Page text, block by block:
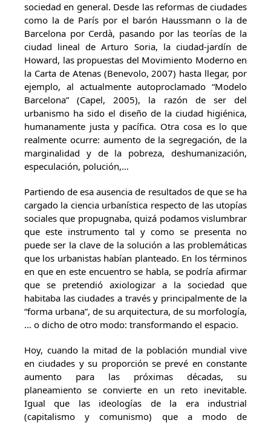
sociedad en general. Desde las reformas de ciudades
como la de París por el barón Haussmann o la de
Barcelona por Cerdà, pasando por las teorías de la
ciudad lineal de Arturo Soria, la ciudad-jardín de
Howard, las propuestas del Movimiento Moderno en
la Carta de Atenas (Benevolo, 2007) hasta llegar, por
ejemplo, al actualmente autoproclamado “Modelo
Barcelona” (Capel, 2005), la razón de ser del
urbanismo ha sido el diseño de la ciudad higiénica,
humanamente justa y pacífica. Otra cosa es lo que
realmente ocurre: aumento de la segregación, de la
marginalidad y de la pobreza, deshumanización,
especulación, polución,…
Partiendo de esa ausencia de resultados de que se ha
cargado la ciencia urbanística respecto de las utopías
sociales que propugnaba, quizá podamos vislumbrar
que este instrumento tal y como se presenta no
puede ser la clave de la solución a las problemáticas
que los urbanistas habían planteado. En los términos
en que en este encuentro se habla, se podría afirmar
que se pretendió axiologizar a la sociedad que
habitaba las ciudades a través y principalmente de la
“forma urbana”, de su arquitectura, de su morfología,
… o dicho de otro modo: transformando el espacio.
Hoy, cuando la mitad de la población mundial vive
en ciudades y su proporción se prevé en constante
aumento para las próximas décadas, su
planeamiento se convierte en un reto inevitable.
Igual que las ideologías de la era industrial
(capitalismo y comunismo) que a modo de